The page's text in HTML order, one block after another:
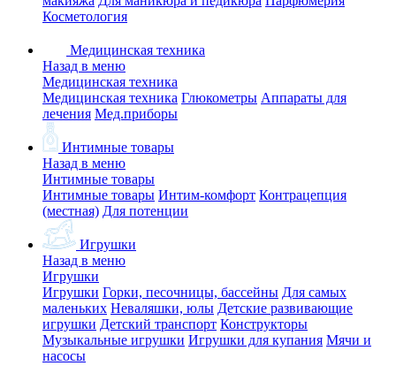
Косметология
Медицинская техника
Назад в меню
Медицинская техника
Медицинская техника Глюкометры Аппараты для
лечения Мед.приборы
Интимные товары
Назад в меню
Интимные товары
Интимные товары Интим-комфорт Контрацепция
(местная) Для потенции
Игрушки
Назад в меню
Игрушки
Игрушки Горки, песочницы, бассейны Для самых
маленьких Неваляшки, юлы Детские развивающие
игрушки Детский транспорт Конструкторы
Музыкальные игрушки Игрушки для купания Мячи и
насосы